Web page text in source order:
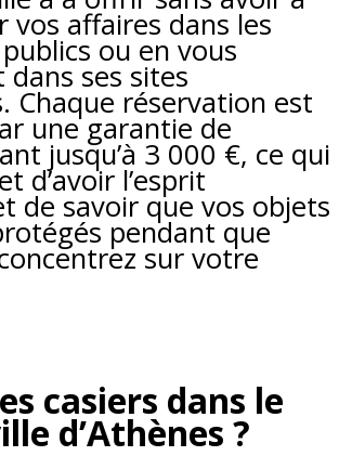
affaires dans les
ou en vous
ses sites
Chaque réservation est
une garantie de
jusqu’à 3 000 €, ce qui
d’avoir l’esprit
de savoir que vos objets
pendant que
sur votre
casiers dans le
d’Athènes ?